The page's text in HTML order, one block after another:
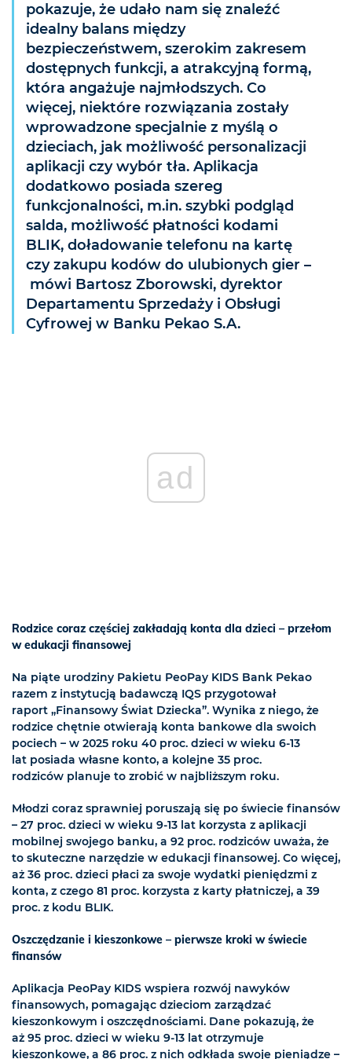
pokazuje, że udało nam się znaleźć
idealny balans między
bezpieczeństwem, szerokim zakresem
dostępnych funkcji, a atrakcyjną formą,
która angażuje najmłodszych. Co
więcej, niektóre rozwiązania zostały
wprowadzone specjalnie z myślą o
dzieciach, jak możliwość personalizacji
aplikacji czy wybór tła. Aplikacja
dodatkowo posiada szereg
funkcjonalności, m.in. szybki podgląd
salda, możliwość płatności kodami
BLIK, doładowanie telefonu na kartę
czy zakupu kodów do ulubionych gier –
mówi Bartosz Zborowski, dyrektor
Departamentu Sprzedaży i Obsługi
Cyfrowej w Banku Pekao S.A.
ad
Rodzice coraz częściej zakładają konta dla dzieci – przełom
w edukacji finansowej
Na piąte urodziny Pakietu PeoPay KIDS Bank Pekao
razem z instytucją badawczą IQS przygotował
raport „Finansowy Świat Dziecka”. Wynika z niego, że
rodzice chętnie otwierają konta bankowe dla swoich
pociech – w 2025 roku 40 proc. dzieci w wieku 6-13
lat posiada własne konto, a kolejne 35 proc.
rodziców planuje to zrobić w najbliższym roku.
Młodzi coraz sprawniej poruszają się po świecie finansów
– 27 proc. dzieci w wieku 9-13 lat korzysta z aplikacji
mobilnej swojego banku, a 92 proc. rodziców uważa, że
to skuteczne narzędzie w edukacji finansowej. Co więcej,
aż 36 proc. dzieci płaci za swoje wydatki pieniędzmi z
konta, z czego 81 proc. korzysta z karty płatniczej, a 39
proc. z kodu BLIK.
Oszczędzanie i kieszonkowe – pierwsze kroki w świecie
finansów
Aplikacja PeoPay KIDS wspiera rozwój nawyków
finansowych, pomagając dzieciom zarządzać
kieszonkowym i oszczędnościami. Dane pokazują, że
aż 95 proc. dzieci w wieku 9-13 lat otrzymuje
kieszonkowe, a 86 proc. z nich odkłada swoje pieniądze –